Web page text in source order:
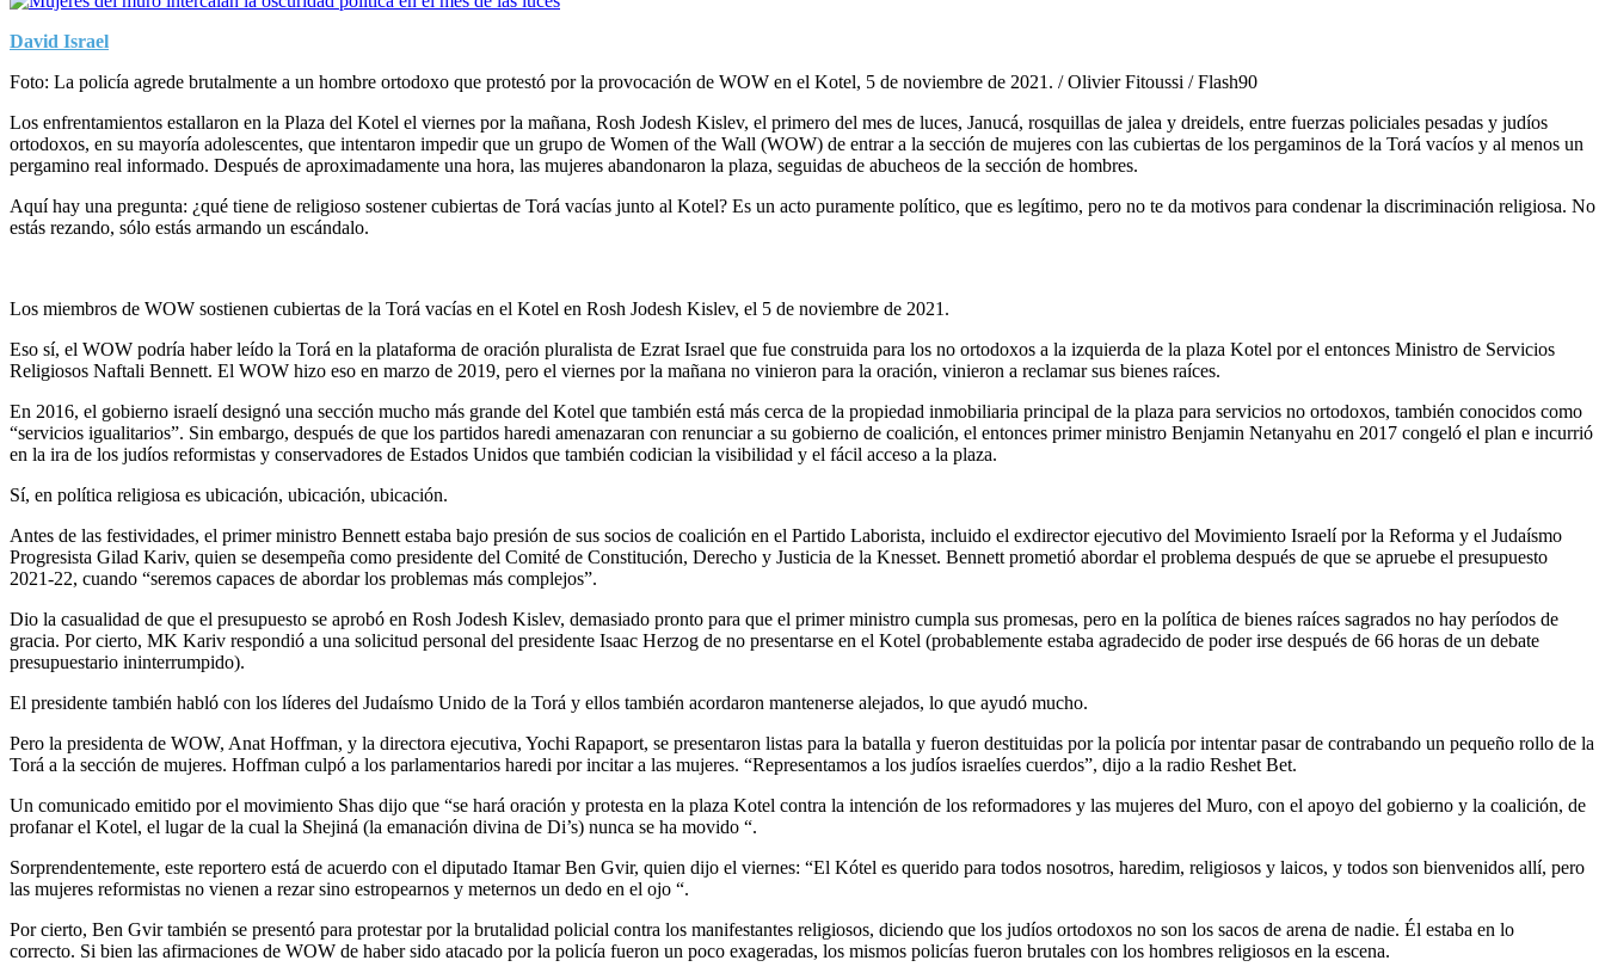
David Israel
Foto: La policía agrede brutalmente a un hombre ortodoxo que protestó por la provocación de WOW en el Kotel, 5 de noviembre de 2021. / Olivier Fitoussi / Flash90
Los enfrentamientos estallaron en la Plaza del Kotel el viernes por la mañana, Rosh Jodesh Kislev, el primero del mes de luces, Janucá, rosquillas de jalea y dreidels, entre fuerzas policiales pesadas y judíos
ortodoxos, en su mayoría adolescentes, que intentaron impedir que un grupo de Women of the Wall (WOW) de entrar a la sección de mujeres con las cubiertas de los pergaminos de la Torá vacíos y al menos un
pergamino real informado. Después de aproximadamente una hora, las mujeres abandonaron la plaza, seguidas de abucheos de la sección de hombres.
Aquí hay una pregunta: ¿qué tiene de religioso sostener cubiertas de Torá vacías junto al Kotel? Es un acto puramente político, que es legítimo, pero no te da motivos para condenar la discriminación religiosa. No
estás rezando, sólo estás armando un escándalo.
Los miembros de WOW sostienen cubiertas de la Torá vacías en el Kotel en Rosh Jodesh Kislev, el 5 de noviembre de 2021.
Eso sí, el WOW podría haber leído la Torá en la plataforma de oración pluralista de Ezrat Israel que fue construida para los no ortodoxos a la izquierda de la plaza Kotel por el entonces Ministro de Servicios
Religiosos Naftali Bennett. El WOW hizo eso en marzo de 2019, pero el viernes por la mañana no vinieron para la oración, vinieron a reclamar sus bienes raíces.
En 2016, el gobierno israelí designó una sección mucho más grande del Kotel que también está más cerca de la propiedad inmobiliaria principal de la plaza para servicios no ortodoxos, también conocidos como
“servicios igualitarios”. Sin embargo, después de que los partidos haredi amenazaran con renunciar a su gobierno de coalición, el entonces primer ministro Benjamin Netanyahu en 2017 congeló el plan e incurrió
en la ira de los judíos reformistas y conservadores de Estados Unidos que también codician la visibilidad y el fácil acceso a la plaza.
Sí, en política religiosa es ubicación, ubicación, ubicación.
Antes de las festividades, el primer ministro Bennett estaba bajo presión de sus socios de coalición en el Partido Laborista, incluido el exdirector ejecutivo del Movimiento Israelí por la Reforma y el Judaísmo
Progresista Gilad Kariv, quien se desempeña como presidente del Comité de Constitución, Derecho y Justicia de la Knesset. Bennett prometió abordar el problema después de que se apruebe el presupuesto
2021-22, cuando “seremos capaces de abordar los problemas más complejos”.
Dio la casualidad de que el presupuesto se aprobó en Rosh Jodesh Kislev, demasiado pronto para que el primer ministro cumpla sus promesas, pero en la política de bienes raíces sagrados no hay períodos de
gracia. Por cierto, MK Kariv respondió a una solicitud personal del presidente Isaac Herzog de no presentarse en el Kotel (probablemente estaba agradecido de poder irse después de 66 horas de un debate
presupuestario ininterrumpido).
El presidente también habló con los líderes del Judaísmo Unido de la Torá y ellos también acordaron mantenerse alejados, lo que ayudó mucho.
Pero la presidenta de WOW, Anat Hoffman, y la directora ejecutiva, Yochi Rapaport, se presentaron listas para la batalla y fueron destituidas por la policía por intentar pasar de contrabando un pequeño rollo de la
Torá a la sección de mujeres. Hoffman culpó a los parlamentarios haredi por incitar a las mujeres. “Representamos a los judíos israelíes cuerdos”, dijo a la radio Reshet Bet.
Un comunicado emitido por el movimiento Shas dijo que “se hará oración y protesta en la plaza Kotel contra la intención de los reformadores y las mujeres del Muro, con el apoyo del gobierno y la coalición, de
profanar el Kotel, el lugar de la cual la Shejiná (la emanación divina de Di’s) nunca se ha movido “.
Sorprendentemente, este reportero está de acuerdo con el diputado Itamar Ben Gvir, quien dijo el viernes: “El Kótel es querido para todos nosotros, haredim, religiosos y laicos, y todos son bienvenidos allí, pero
las mujeres reformistas no vienen a rezar sino estropearnos y meternos un dedo en el ojo “.
Por cierto, Ben Gvir también se presentó para protestar por la brutalidad policial contra los manifestantes religiosos, diciendo que los judíos ortodoxos no son los sacos de arena de nadie. Él estaba en lo
correcto. Si bien las afirmaciones de WOW de haber sido atacado por la policía fueron un poco exageradas, los mismos policías fueron brutales con los hombres religiosos en la escena.